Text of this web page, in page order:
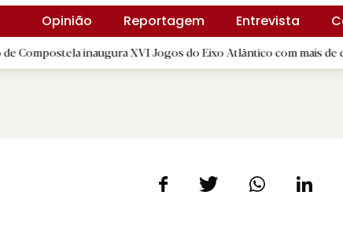
Opinião
Reportagem Entrevista
inaugura XVI Jogos do Eixo Atlântico com mais de dois mil